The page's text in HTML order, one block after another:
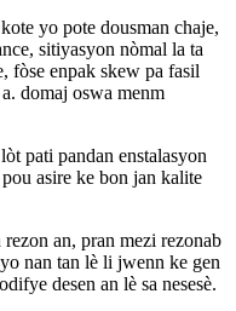
yo pote dousman chaje,
sitiyasyon nòmal la ta
fòse enpak skew pa fasil
domaj oswa menm
pati pandan enstalasyon
asire ke bon jan kalite
an, pran mezi rezonab
nan tan lè li jwenn ke gen
desen an lè sa nesesè.